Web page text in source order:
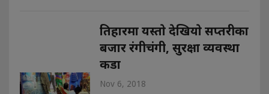
तिहारमा यस्ताे देखियाे सप्तरीका
बजार रंगीचंगी, सुरक्षा व्यवस्था
कडा
Nov 6, 2018